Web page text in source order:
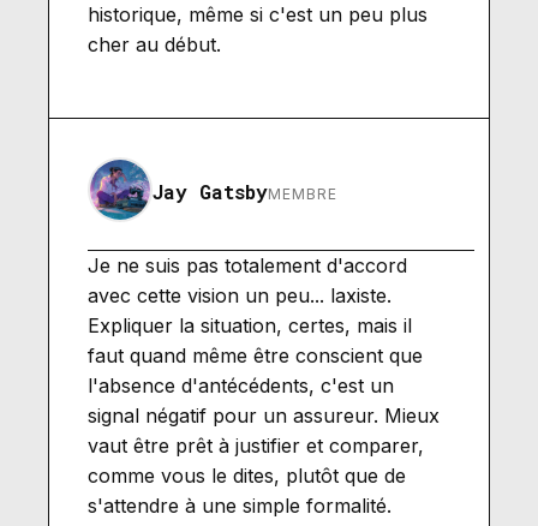
historique, même si c'est un peu plus
cher au début.
Jay GatsbyMEMBRE
Je ne suis pas totalement d'accord
avec cette vision un peu... laxiste.
Expliquer la situation, certes, mais il
faut quand même être conscient que
l'absence d'antécédents, c'est un
signal négatif pour un assureur. Mieux
vaut être prêt à justifier et comparer,
comme vous le dites, plutôt que de
s'attendre à une simple formalité.